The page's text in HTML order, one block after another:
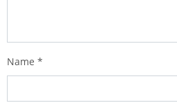
Name *